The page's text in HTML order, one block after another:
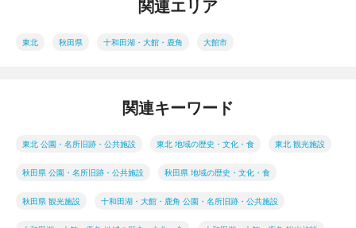
関連エリア
東北 秋田県 十和田湖・大館・鹿角 大館市
関連キーワード
東北 公園・名所旧跡・公共施設 東北 地域の歴史・文化・食 東北 観光施設
秋田県 公園・名所旧跡・公共施設 秋田県 地域の歴史・文化・食
秋田県 観光施設 十和田湖・大館・鹿角 公園・名所旧跡・公共施設